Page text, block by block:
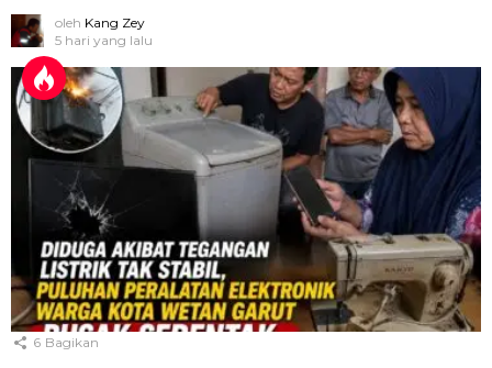
oleh Kang Zey
5 hari yang lalu
6 Bagikan